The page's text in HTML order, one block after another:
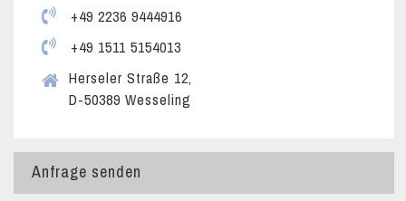
+49 2236 9444916
+49 1511 5154013
Herseler Straße 12,
D-50389 Wesseling
Anfrage senden